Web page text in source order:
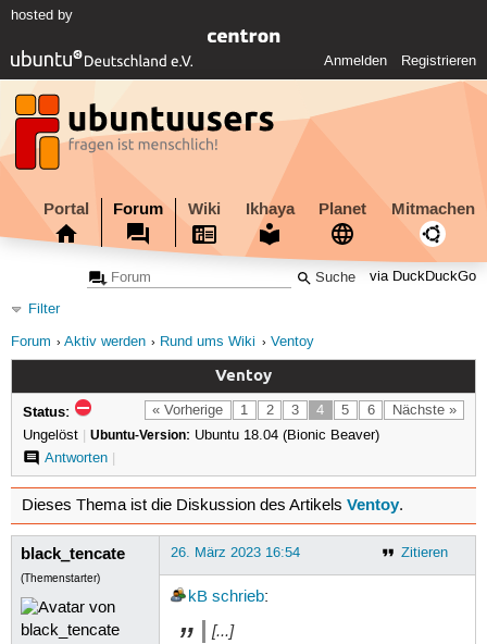
hosted by
Anmelden Registrieren
Portal Forum Wiki Ikhaya Planet Mitmachen
via DuckDuckGo
Filter
Forum
Aktiv werden Rund ums Wiki Ventoy
Ventoy
« Vorherige 1 2 3 4 5 6 Nächste »
Status:
Ungelöst | Ubuntu-Version: Ubuntu 18.04 (Bionic Beaver)
Antworten|
Dieses Thema ist die Diskussion des Artikels Ventoy.
black_tencate
(Themenstarter)
Zitieren
26. März 2023 16:54
kB schrieb:
[...]